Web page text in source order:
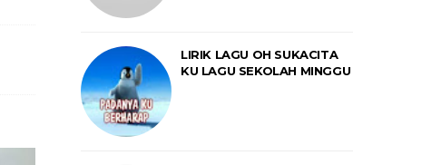
LIRIK LAGU OH SUKACITA
KU LAGU SEKOLAH MINGGU